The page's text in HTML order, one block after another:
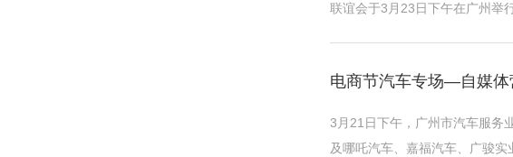
联谊会于3月23日下午在广州举
电商节汽车专场—自媒体
3月21日下午，广州市汽车服务
及哪吒汽车、嘉福汽车、广骏